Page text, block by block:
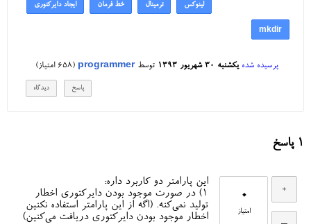
لینوکس ترمینال خط فرمان ایجاد دایرکتوری
mkdir
پرسیده شده یکشنبه ۳۰ شهریور ۱۳۹۳ توسطprogrammer
(
658 امتیاز)
1 پاسخ
0
امتیاز
این پارامتر دو کاربرد داره:
۱) در صورت موجود بودن دایرکتوری اخطار
تولید نمی‌کنه. (اگه از این پارامتر استفاده نکنین
اخطار موجود بودن دایرکتوری دریافت می‌کنین)